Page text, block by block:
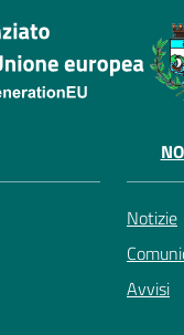
Notizie
Avvisi